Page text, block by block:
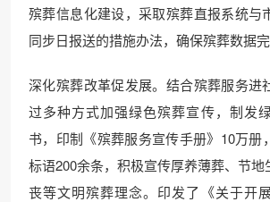
殡葬信息化建设，采取殡葬直报系统与
同步日报送的措施办法，确保殡葬数据完
深化殡葬改革促发展。结合殡葬服务进
过多种方式加强绿色殡葬宣传，制发
书，印制《殡葬服务宣传手册》10万册
标语200余条，积极宣传厚养薄葬、节地
丧等文明殡葬理念。印发了《关于开